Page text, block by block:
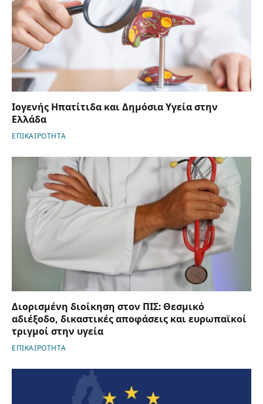
Ιογενής Ηπατίτιδα και Δημόσια Υγεία στην
Ελλάδα
ΕΠΙΚΑΙΡΟΤΗΤΑ
Διορισμένη διοίκηση στον ΠΙΣ: Θεσμικό
αδιέξοδο, δικαστικές αποφάσεις και ευρωπαϊκοί
τριγμοί στην υγεία
ΕΠΙΚΑΙΡΟΤΗΤΑ